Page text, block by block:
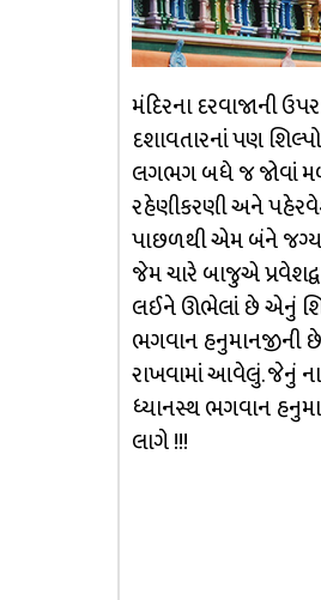
મંદિરના દરવાજાની
દશાવતારનાં પણ
લગભગ બધે જ જોવાં
રહેણીકરણી અને
પાછળથી એમ બંને
જેમ ચારે બાજુએ
લઈને ઊભેલાં છે એનું
ભગવાન
રાખવામાં આવેલું. જેનું
ધ્યાનસ્થ ભગવાન
લાગે !!!